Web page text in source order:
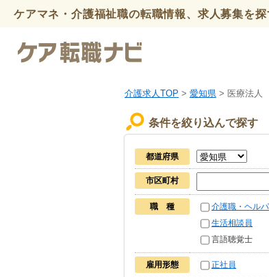
ケアマネ・介護福祉職の転職情報、求人募集を探
介護求人TOP > 愛知県 > 医療法人
条件を絞り込んで探す
都道府県
市区町村
職 種 介護職・ヘル
生活相談員
言語聴覚士
雇用形態 正社員